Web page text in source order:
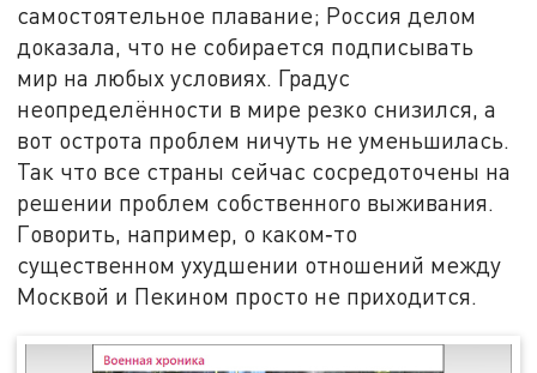
самостоятельное плавание; Россия делом
доказала, что не собирается подписывать
мир на любых условиях. Градус
неопределённости в мире резко снизился, а
вот острота проблем ничуть не уменьшилась.
Так что все страны сейчас сосредоточены на
решении проблем собственного выживания.
Говорить, например, о каком‑то
существенном ухудшении отношений между
Москвой и Пекином просто не приходится.